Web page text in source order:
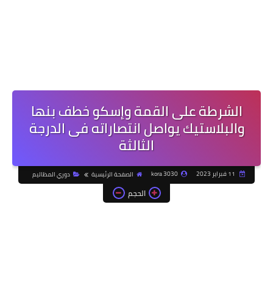
الشرطة على القمة وإسكو خطف بنها
والبلاستيك يواصل انتصاراته فى الدرجة
الثالثة
kora 3030 الصفحة الرئيسية دوري المظاليم
الحجم